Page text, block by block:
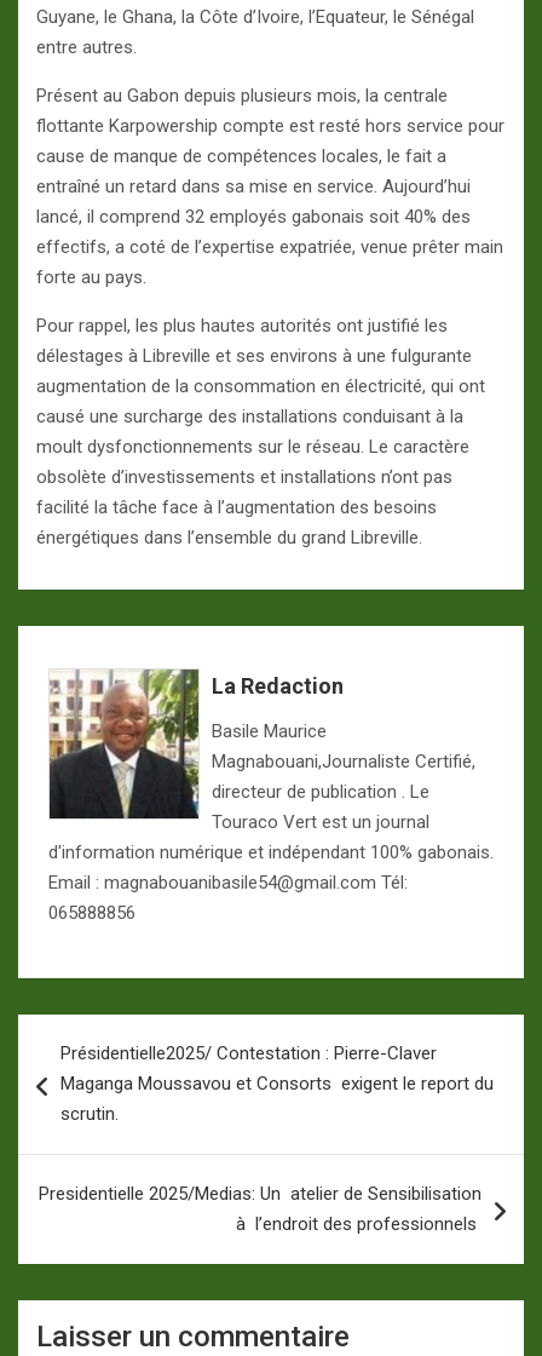
Guyane, le Ghana, la Côte d’Ivoire, l’Equateur, le Sénégal
entre autres.
Présent au Gabon depuis plusieurs mois, la centrale
flottante Karpowership compte est resté hors service pour
cause de manque de compétences locales, le fait a
entraîné un retard dans sa mise en service. Aujourd’hui
lancé, il comprend 32 employés gabonais soit 40% des
effectifs, a coté de l’expertise expatriée, venue prêter main
forte au pays.
Pour rappel, les plus hautes autorités ont justifié les
délestages à Libreville et ses environs à une fulgurante
augmentation de la consommation en électricité, qui ont
causé une surcharge des installations conduisant à la
moult dysfonctionnements sur le réseau. Le caractère
obsolète d’investissements et installations n’ont pas
facilité la tâche face à l’augmentation des besoins
énergétiques dans l’ensemble du grand Libreville.
La Redaction
Basile Maurice
Magnabouani,Journaliste Certifié,
directeur de publication . Le
Touraco Vert est un journal
d'information numérique et indépendant 100% gabonais.
Email : magnabouanibasile54@gmail.com Tél:
065888856
de
l’article
Présidentielle2025/ Contestation : Pierre-Claver
Maganga Moussavou et Consorts exigent le report du
scrutin.
Presidentielle 2025/Medias: Un atelier de Sensibilisation
à l’endroit des professionnels
Laisser un commentaire